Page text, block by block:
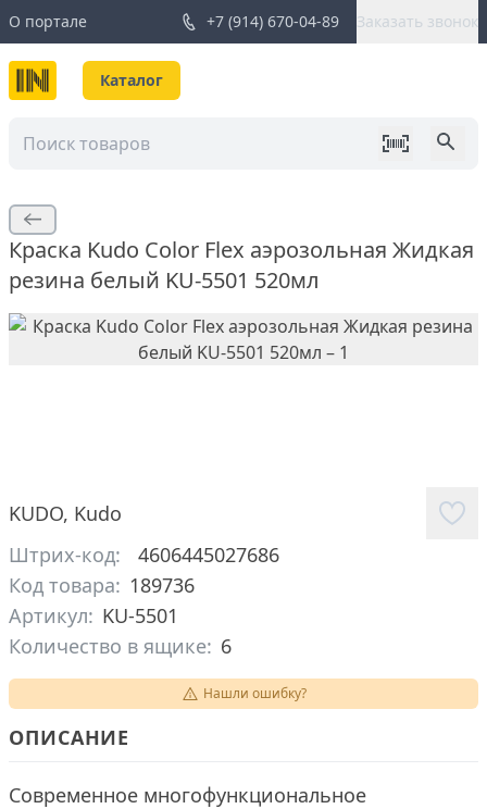
О портале +7 (914) 670-04-89 Заказать звонок
Каталог
Краска Kudo Color Flex аэрозольная Жидкая
резина белый KU-5501 520мл
KUDO, Kudo
Штрих-код:
4606445027686
Код товара: 189736
Артикул: KU-5501
Количество в ящике: 6
Нашли ошибку?
ОПИСАНИЕ
Современное многофункциональное